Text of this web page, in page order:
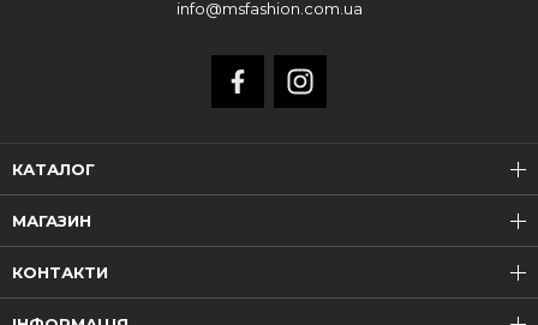
КАТАЛОГ
МАГАЗИН
info@msfashion.com.ua
КОНТАКТИ